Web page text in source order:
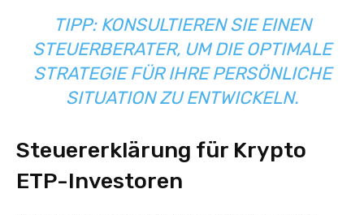
TIPP: KONSULTIEREN SIE EINEN
STEUERBERATER, UM DIE OPTIMALE
STRATEGIE FÜR IHRE PERSÖNLICHE
SITUATION ZU ENTWICKELN.
Steuererklärung für Krypto
ETP-Investoren